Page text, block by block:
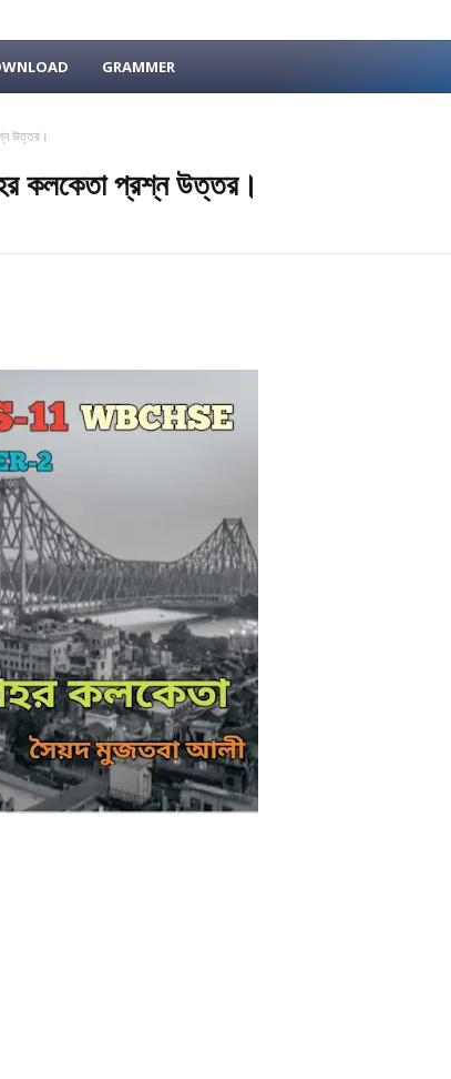
GRAMMER
উত্তর।
কলকেতা প্রশ্ন উত্তর।